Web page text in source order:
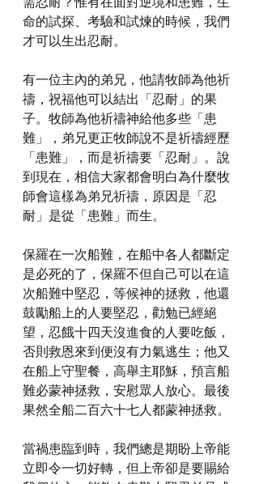
命的試探、考驗和試煉的時候，我們
才可以生出忍耐。
有一位主內的弟兄，他請牧師為他祈
禱，祝福他可以結出「忍耐」的果
子。牧師為他祈禱神給他多些「患
難」，弟兄更正牧師說不是祈禱經歷
「患難」，而是祈禱要「忍耐」。說
到現在，相信大家都會明白為什麼牧
師會這樣為弟兄祈禱，原因是「忍
耐」是從「患難」而生。
保羅在一次船難，在船中各人都斷定
是必死的了，保羅不但自己可以在這
次船難中堅忍，等候神的拯救，他還
鼓勵船上的人要堅忍，勸勉已經絕
望，忍餓十四天沒進食的人要吃飯，
否則救恩來到便沒有力氣逃生；他又
在船上守聖餐，高舉主耶穌，預言船
難必蒙神拯救，安慰眾人放心。最後
果然全船二百六十七人都蒙神拯救。
當禍患臨到時，我們總是期盼上帝能
立即令一切好轉，但上帝卻是要賜給